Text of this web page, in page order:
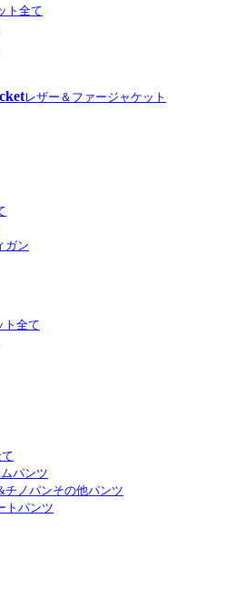
ト全て
レザー＆ファージャケット
ガン
ト全て
パンツ
チノパンその他パンツ
トパンツ